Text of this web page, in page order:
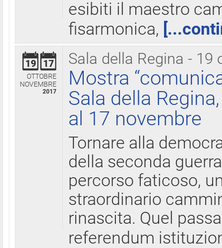
esibiti il maestro
fisarmonica,
Sala della Regina - 19
19 17
OTTOBRE
NOVEMBRE
2017
Mostra
Sala della
al 17 novembre
Tornare alla
della seconda
percorso faticoso,
straordinario
rinascita. Quel
referendum